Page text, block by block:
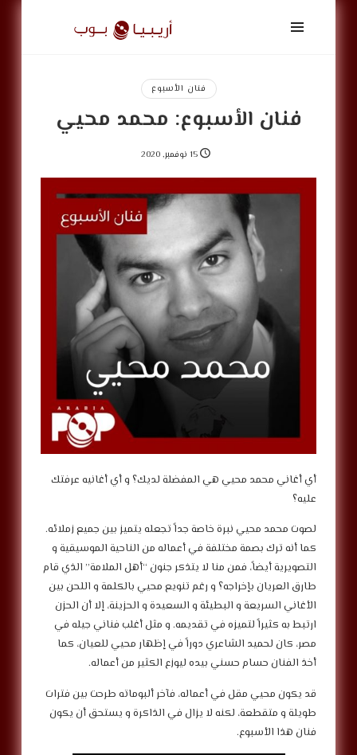
أريبيا
بوب
ArabiaPopفنان الأسبوع
فنان الأسبوع: محمد محيي
15 نوفمبر, 2020
أي أغاني محمد محيي هي المفضلة لديك؟ و أي أغانيه عرفتك
عليه؟
لصوت محمد محيي نبرة خاصة جداً تجعله يتميز بين جميع زملائه.
كما أنه ترك بصمة مختلفة في أعماله من الناحية الموسيقية و
التصويرية أيضاً، فمن منا لا يتذكر جنون “أهل الملامة” الذي قام
طارق العريان بإخراجه؟ و رغم تنويع محيي بالكلمة و اللحن بين
الأغاني السريعة و البطيئة و السعيدة و الحزينة، إلا أن الحزن
ارتبط به كثيراً لتميزه في تقديمه. و مثل أغلب فناني جيله في
مصر، كان لحميد الشاعري دوراً في إظهار محيي للعيان، كما
أخذ الفنان حسام حسني بيده ليوزع الكثير من أعماله.
قد يكون محيي مقل في أعماله، فآخر ألبوماته طرحت بين فترات
طويلة و متقطعة، لكنه لا يزال في الذاكرة و يستحق أن يكون
فنان هذا الأسبوع.